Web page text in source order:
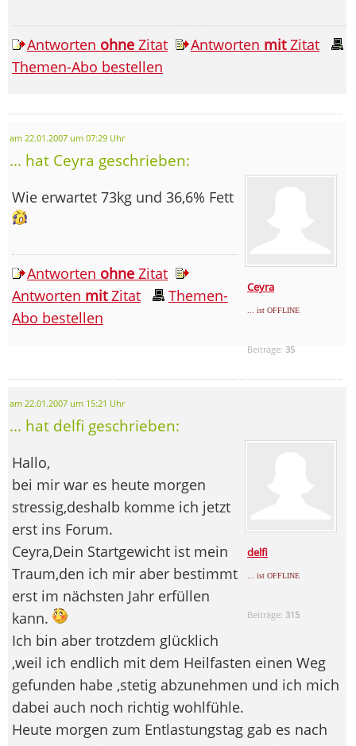
Antworten ohne Zitat Antworten mitZitat
Themen-Abo bestellen
am 22.01.2007 um 07:29 Uhr
... hat Ceyra geschrieben:
Ceyra
... ist OFFLINE
Beiträge:35
Wie erwartet 73kg und 36,6% Fett
Antworten ohne Zitat
Antworten mitZitat
Themen-
Abo bestellen
am 22.01.2007 um 15:21 Uhr
... hat delfi geschrieben:
delfi
... ist OFFLINE
Beiträge: 315
Hallo,
bei mir war es heute morgen
stressig,deshalb komme ich jetzt
erst ins Forum.
Ceyra,Dein Startgewicht ist mein
Traum,den ich mir aber bestimmt
erst im nächsten Jahr erfüllen
kann.
Ich bin aber trotzdem glücklich
,weil ich endlich mit dem Heilfasten einen Weg
gefunden habe ,stetig abzunehmen und ich mich
dabei auch noch richtig wohlfühle.
Heute morgen zum Entlastungstag gab es nach